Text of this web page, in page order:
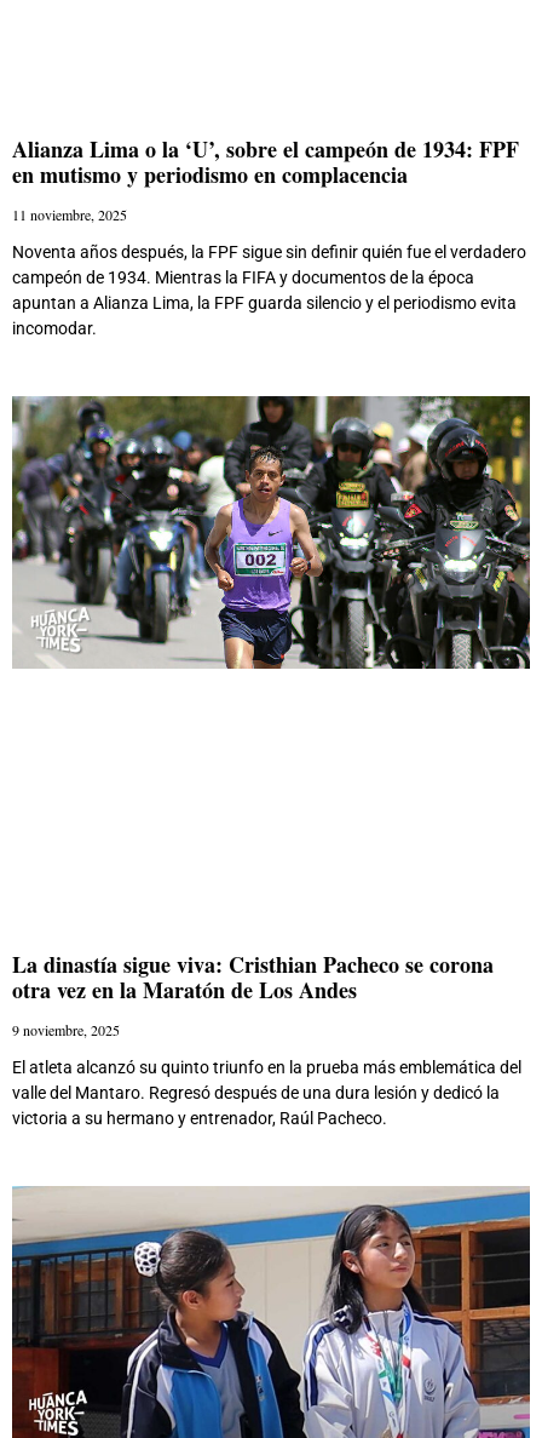
Alianza Lima o la ‘U’, sobre el campeón de 1934: FPF
en mutismo y periodismo en complacencia
11 noviembre, 2025
Noventa años después, la FPF sigue sin definir quién fue el verdadero
campeón de 1934. Mientras la FIFA y documentos de la época
apuntan a Alianza Lima, la FPF guarda silencio y el periodismo evita
incomodar.
La dinastía sigue viva: Cristhian Pacheco se corona
otra vez en la Maratón de Los Andes
9 noviembre, 2025
El atleta alcanzó su quinto triunfo en la prueba más emblemática del
valle del Mantaro. Regresó después de una dura lesión y dedicó la
victoria a su hermano y entrenador, Raúl Pacheco.